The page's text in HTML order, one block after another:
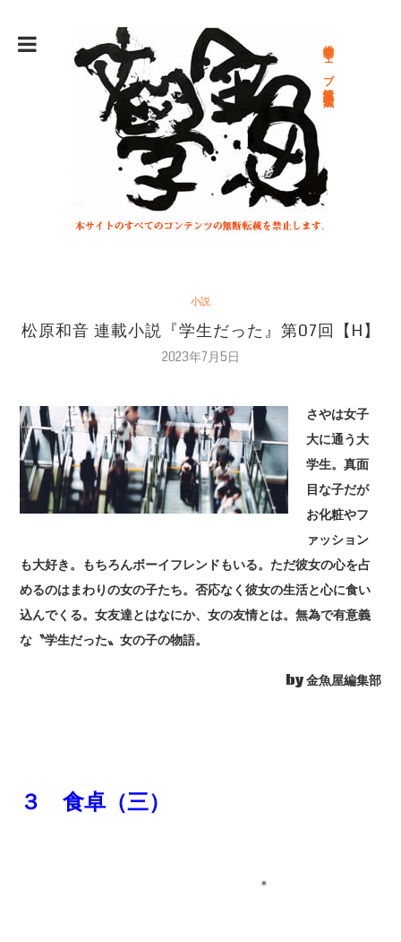
総合文学ウェブ情報誌 文学金魚
小説
松原和音 連載小説『学生だった』第07回【H】
2023年7月5日
さやは女子
大に通う大
学生。真面
目な子だが
お化粧やフ
ァッション
も大好き。もちろんボーイフレンドもいる。ただ彼女の心を占
めるのはまわりの女の子たち。否応なく彼女の生活と心に食い
込んでくる。女友達とはなにか、女の友情とは。無為で有意義
な〝学生だった〟女の子の物語。
by 金魚屋編集部
３ 食卓（三）
＊